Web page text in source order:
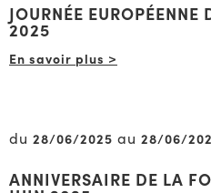
JOURNÉE
2025
En savoir plus >
du 28/06/2025 au 28/06/
ANNIVERSAIRE DE LA